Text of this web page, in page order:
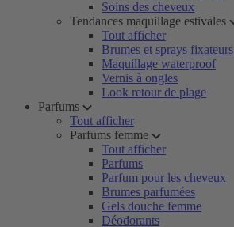
Soins des cheveux
Tendances maquillage estivales
Tout afficher
Brumes et sprays fixateurs
Maquillage waterproof
Vernis à ongles
Look retour de plage
Parfums
Tout afficher
Parfums femme
Tout afficher
Parfums
Parfum pour les cheveux
Brumes parfumées
Gels douche femme
Déodorants